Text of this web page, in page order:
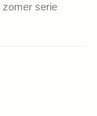
zomer serie